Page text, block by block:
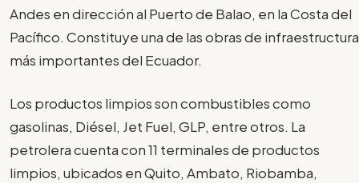
Andes en dirección al Puerto de Balao, en la Costa del
Pacífico. Constituye una de las obras de infraestructura
más importantes del Ecuador.
Los productos limpios son combustibles como
gasolinas, Diésel, Jet Fuel, GLP, entre otros. La
petrolera cuenta con 11 terminales de productos
limpios, ubicados en Quito, Ambato, Riobamba,